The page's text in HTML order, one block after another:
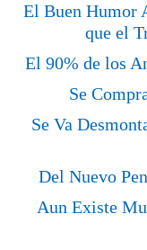
El Buen Humor
que el
El 90% de los
Se
Se Va
Del Nuevo
Aun Existe